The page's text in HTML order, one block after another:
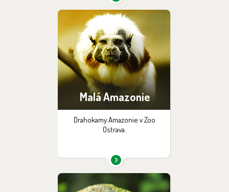
Malá Amazonie
Drahokamy Amazonie v Zoo
Ostrava.